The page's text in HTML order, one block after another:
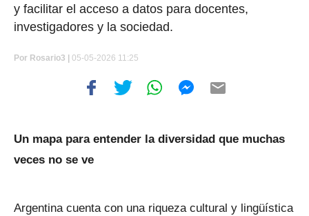
y facilitar el acceso a datos para docentes,
investigadores y la sociedad.
Por Rosario3 | 05-05-2026 11:25
Un mapa para entender la diversidad que muchas
veces no se ve
Argentina cuenta con una riqueza cultural y lingüística